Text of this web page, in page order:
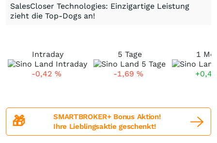
SalesCloser Technologies: Einzigartige Leistung
zieht die Top-Dogs an!
Intraday
-0,42 %
5 Tage
-1,69 %
1
🎁
SMARTBROKER+ Bonus Aktion!
Ihre Lieblingsaktie geschenkt!